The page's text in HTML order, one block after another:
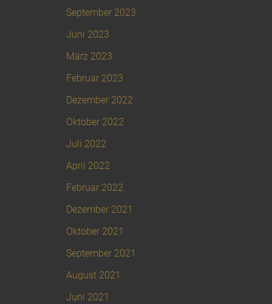
September 2023
Juni 2023
März 2023
Februar 2023
Dezember 2022
Oktober 2022
Juli 2022
April 2022
Februar 2022
Dezember 2021
Oktober 2021
September 2021
August 2021
Juni 2021